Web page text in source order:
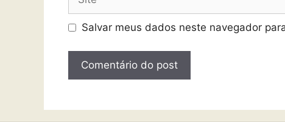
Salvar meus dados neste navegador